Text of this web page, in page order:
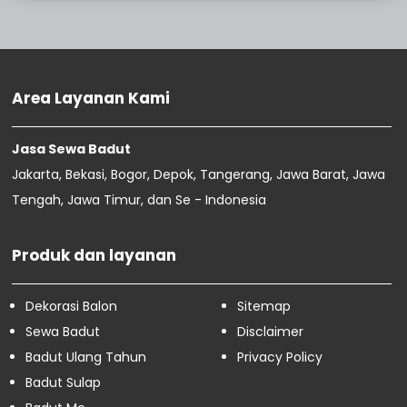
Sewa Badut Bekasi Selatan
Sewa Badut Bekasi Bantar Gebang
Sewa Badut Bogor Timur
Sewa Badut Bogor Tengah
Sewa Badut Bogor Selatan
Sewa Badut Jakarta Selatan
Sewa Badut Jakarta Barat
Sewa Badut Jakarta Utara
Sewa Badut Jakarta Pusat
Januari4
Area Layanan Kami
Jasa Sewa Badut
Jakarta, Bekasi, Bogor, Depok, Tangerang, Jawa Barat, Jawa
Tengah, Jawa Timur, dan Se - Indonesia
Produk dan layanan
Dekorasi Balon
Sewa Badut
Badut Ulang Tahun
Badut Sulap
Sitemap
Disclaimer
Privacy Policy